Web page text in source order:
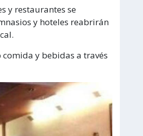
y restaurantes se
y hoteles reabrirán
y bebidas a través